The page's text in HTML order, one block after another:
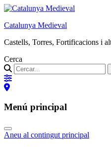
Catalunya Medieval
Castells, Torres, Fortificacions i
Cerca
Menú principal
Aneu al contingut principal